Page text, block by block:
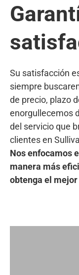
Su satisfacción
siempre
de precio, plazo
enorgullecemos
del servicio que
clientes en
Nos enfocamos
manera más
obtenga el